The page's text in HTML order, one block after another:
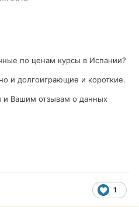
по ценам курсы в Испании?
и долгоиграющие и короткие.
и Вашим отзывам о данных
1